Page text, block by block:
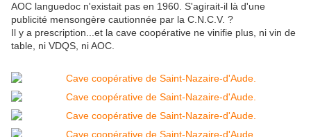
AOC languedoc n'existait pas en 1960. S'agirait-il là d'une
publicité mensongère cautionnée par la C.N.C.V. ?
Il y a prescription...et la cave coopérative ne vinifie plus, ni vin de
table, ni VDQS, ni AOC.